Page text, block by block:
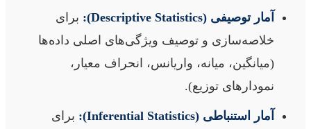
آمار توصیفی (Descriptive Statistics):
برای
خلاصه‌سازی و توصیف ویژگی‌های اصلی داده‌ها
(میانگین، میانه، واریانس، انحراف معیار،
نمودارهای توزیع).
آمار استنباطی (Inferential Statistics):
برای